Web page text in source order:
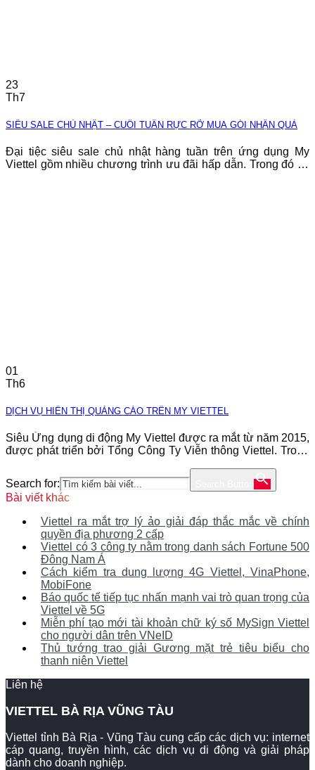
23
Th7
SIÊU SALE CHỦ NHẬT – CUỐI TUẦN RỰC RỠ MUA GÓI NHẬN QUÀ
Đại tiệc siêu sale chủ nhật hàng tuần trên ứng dụng My
Viettel gồm nhiều chương trình ưu đãi hấp dẫn. Trong đó có
01
Th6
DỊCH VỤ HIỂN THỊ QUẢNG CÁO TRÊN MY VIETTEL
Siêu Ứng dụng di động My Viettel được ra mắt từ năm 2015,
được phát triển bởi Tổng Công Ty Viễn thông Viettel. Trong
tượng: – Đạt giải thưởng Chuyển đổi số Việt Nam 2020 -
Trên 40 triệu khách hàng đăng ký
Search for:
Bài viết khác
Viettel ra mắt trợ lý ảo giải đáp thắc mắc về chính
quyền địa phương 2 cấp
Viettel có 3 công ty nằm trong danh sách Fortune 500
Đông Nam Á
Cách kiểm tra dung lượng 4G Viettel, VinaPhone,
MobiFone
Báo quốc tế tiếp tục nhấn mạnh vai trò quan trọng của
Viettel về 5G
Miễn phí tạo mới tài khoản chữ ký số MySign Viettel
cho người dân trên VNeID
Thủ tướng trao giải Gương mặt trẻ tiêu biểu cho
thanh niên Viettel
Liên hệ
VIETTEL BÀ RỊA VŨNG TÀU
Viettel tỉnh Bà Rịa - Vũng Tàu cung cấp các dịch vụ: internet
cáp quang, truyền hình, các dịch vụ di động và giải pháp
dành cho doanh nghiệp.